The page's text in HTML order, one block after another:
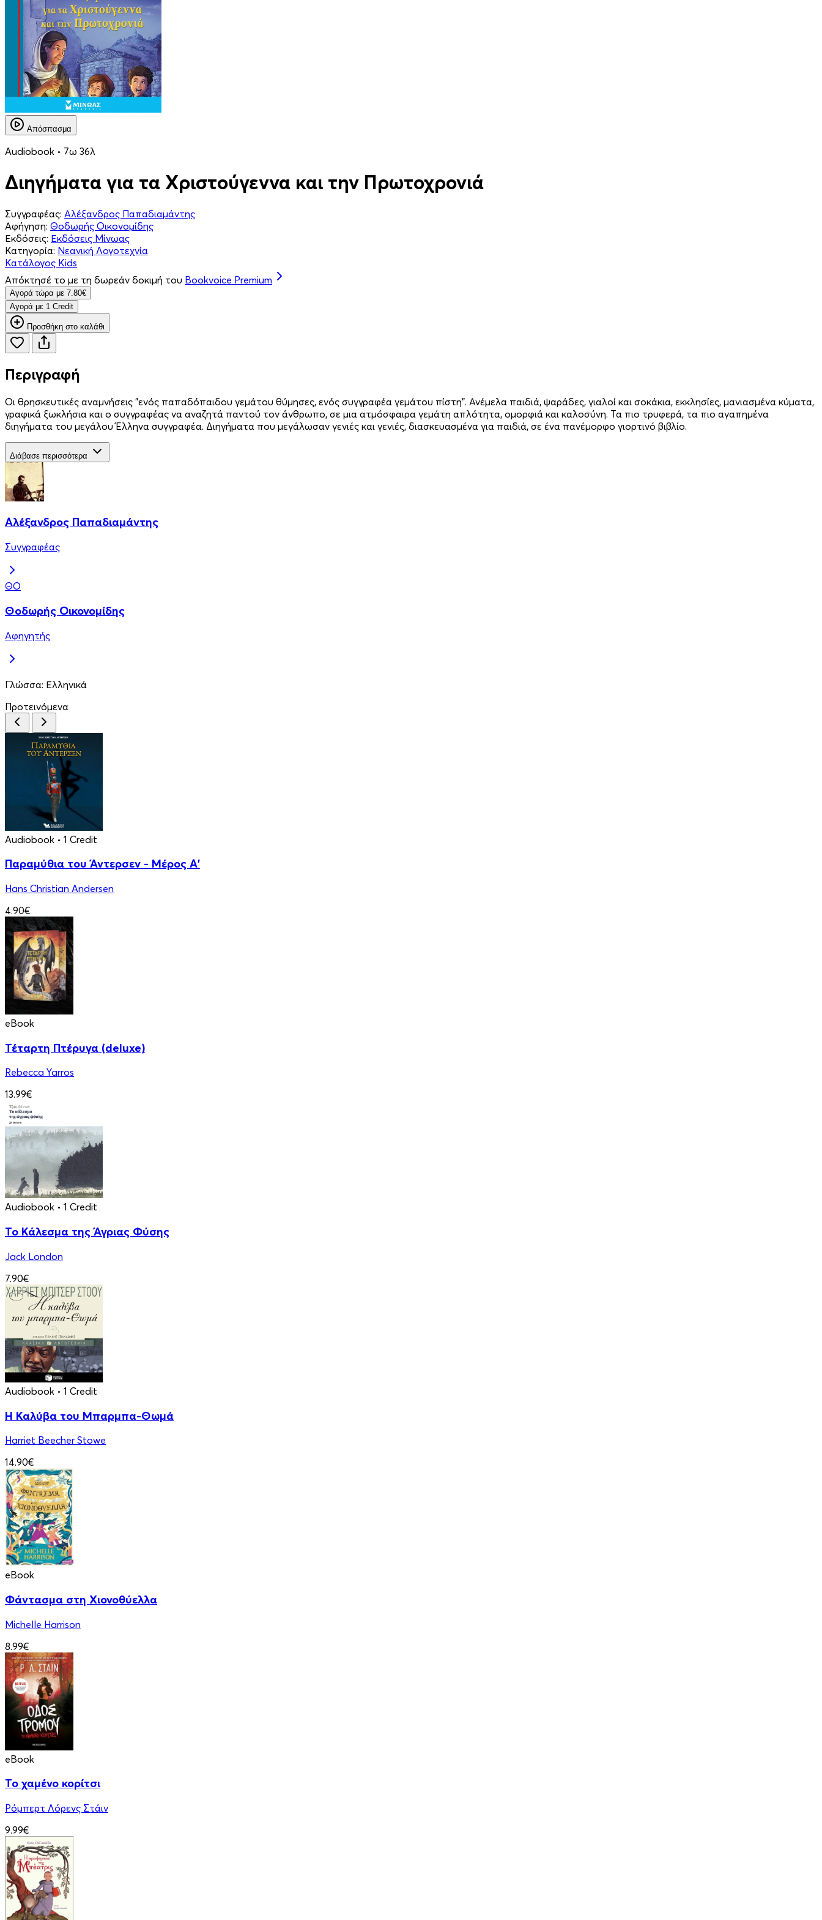
Απόσπασμα
Audiobook • 7ω 36λ
Διηγήματα για τα Χριστούγεννα και την Πρωτοχρονιά
Συγγραφέας: Αλέξανδρος Παπαδιαμάντης
Αφήγηση: Θοδωρής Οικονομίδης
Εκδόσεις: Εκδόσεις Μίνωας
Κατηγορία: Νεανική Λογοτεχνία
Κατάλογος Kids
Απόκτησέ το με τη δωρεάν δοκιμή του Bookvoice Premium
Aγορά τώρα με 7.80€
Aγορά με 1 Credit
Προσθήκη στο καλάθι
Περιγραφή
Οι θρησκευτικές αναμνήσεις "ενός παπαδόπαιδου γεμάτου θύμησες, ενός συγγραφέα γεμάτου πίστη". Ανέμελα παιδιά, ψαράδες, γιαλοί και σοκάκια, εκκλησίες, μανιασμένα κύματα,
γραφικά ξωκλήσια και ο συγγραφέας να αναζητά παντού τον άνθρωπο, σε μια ατμόσφαιρα γεμάτη απλότητα, ομορφιά και καλοσύνη. Τα πιο τρυφερά, τα πιο αγαπημένα
διηγήματα του μεγάλου Έλληνα συγγραφέα. Διηγήματα που μεγάλωσαν γενιές και γενιές, διασκευασμένα για παιδιά, σε ένα πανέμορφο γιορτινό βιβλίο.
Διάβασε περισσότερα
Αλέξανδρος Παπαδιαμάντης
Συγγραφέας
ΘΟ
Θοδωρής Οικονομίδης
Αφηγητής
Γλώσσα: Ελληνικά
Προτεινόμενα
Audiobook • 1 Credit
Παραμύθια του Άντερσεν - Μέρος Α'
Hans Christian Andersen
4.90€
eBook
Τέταρτη Πτέρυγα (deluxe)
Rebecca Yarros
13.99€
Audiobook • 1 Credit
Το Κάλεσμα της Άγριας Φύσης
Jack London
7.90€
Audiobook • 1 Credit
Η Καλύβα του Μπαρμπα-Θωμά
Harriet Beecher Stowe
14.90€
eBook
Φάντασμα στη Χιονοθύελλα
Michelle Harrison
8.99€
eBook
Το χαμένο κορίτσι
Ρόμπερτ Λόρενς Στάιν
9.99€